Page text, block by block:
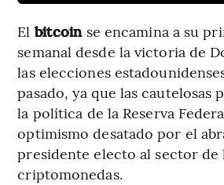
El bitcoinse encamina a su
semanal desde la victoria de
las elecciones
pasado, ya que las cautelosas
la política de la Reserva
optimismo desatado por el
presidente electo al sector de
criptomonedas.